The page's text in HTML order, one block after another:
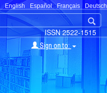
English Español Français Deutsch
ISSN 2522-1515
Sign on to: